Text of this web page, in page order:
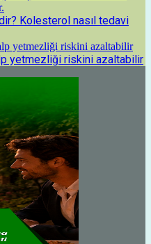
Kolesterol nasıl tedavi
yetmezliği riskini azaltabilir